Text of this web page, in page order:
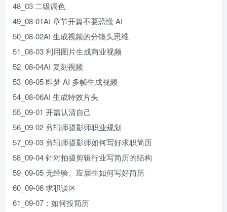
48_03 二级调色
49_08-01AI 章节开篇不要恐慌 AI
50_08-02AI 生成视频的分镜头思维
51_08-03 利用图片生成商业视频
52_08-04AI 复刻视频
53_08-05 即梦 AI 多帧生成视频
54_08-06AI 生成特效片头
55_09-01 开篇认清自己
56_09-02 剪辑师摄影师职业规划
57_09-03 剪辑师摄影师如何写好求职简历
58_09-04 针对拍摄剪辑行业写简历的结构
59_09-05 无经验、应届生如何写好简历
60_09-06 求职误区
61_09-07：如何投简历